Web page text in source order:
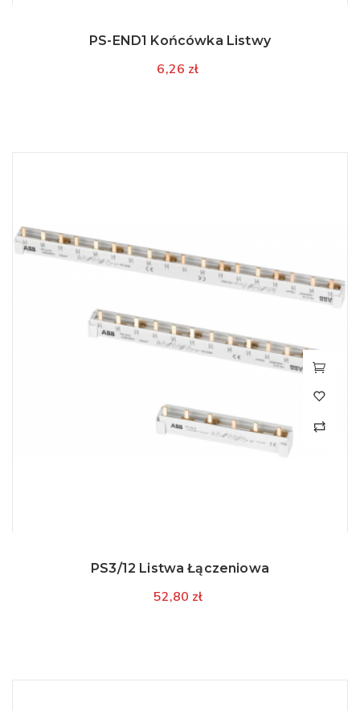
PS-END1 Końcówka Listwy
6,26 zł
PS3/12 Listwa Łączeniowa
52,80 zł